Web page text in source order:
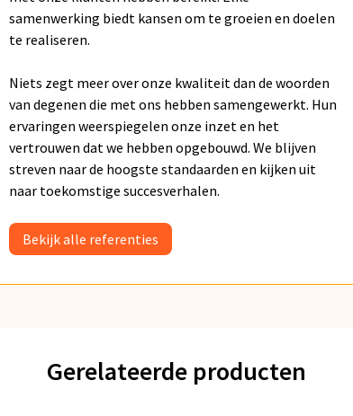
samenwerking biedt kansen om te groeien en doelen
te realiseren.
Niets zegt meer over onze kwaliteit dan de woorden
van degenen die met ons hebben samengewerkt. Hun
ervaringen weerspiegelen onze inzet en het
vertrouwen dat we hebben opgebouwd. We blijven
streven naar de hoogste standaarden en kijken uit
naar toekomstige succesverhalen.
Bekijk alle referenties
Gerelateerde producten